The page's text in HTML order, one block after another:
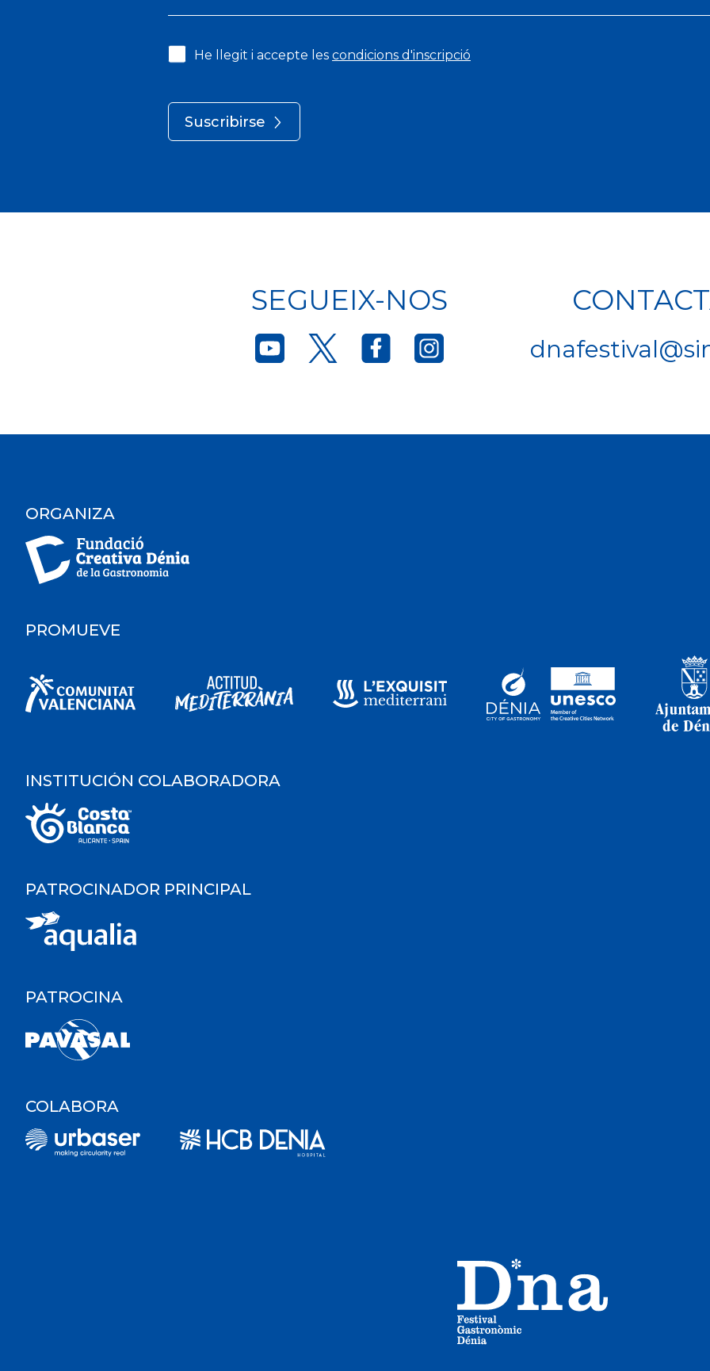
He llegit i accepte les condicions d'inscripció
Suscribirse
SEGUEIX-NOS
ORGANIZA
PROMUEVE
INSTITUCIÓN COLABORADORA
PATROCINADOR PRINCIPAL
PATROCINA
COLABORA